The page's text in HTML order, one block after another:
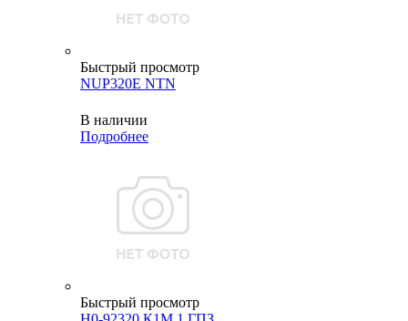
Быстрый просмотр
NUP320E NTN
В наличии
Подробнее
Быстрый просмотр